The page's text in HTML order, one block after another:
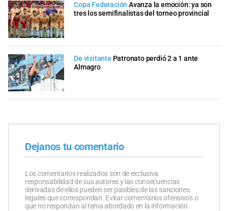
Copa Federación Avanza la emoción: ya son
tres los semifinalistas del torneo provincial
De visitante Patronato perdió 2 a 1 ante
Almagro
Dejanos tu comentario
Los comentarios realizados son de exclusiva
responsabilidad de sus autores y las consecuencias
derivadas de ellos pueden ser pasibles de las sanciones
legales que correspondan. Evitar comentarios ofensivos o
que no respondan al tema abordado en la información.